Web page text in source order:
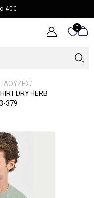
40€
0
0
/
DRY HERB
379